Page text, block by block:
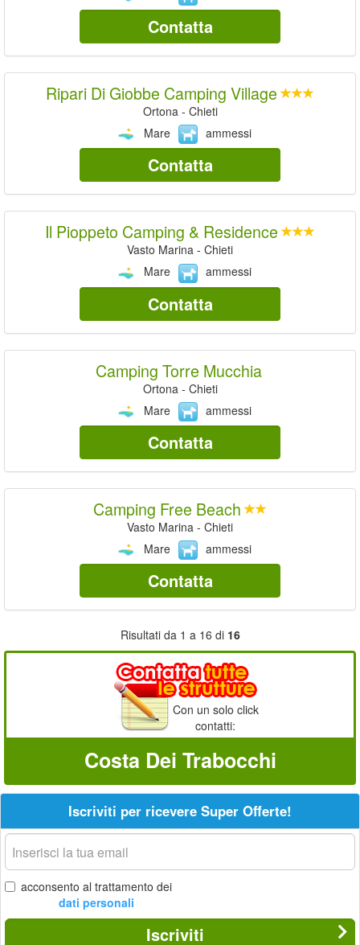
Contatta
Ripari Di Giobbe Camping Village
Ortona - Chieti
Mare
ammessi
Contatta
Il Pioppeto Camping & Residence
Vasto Marina - Chieti
Mare
ammessi
Contatta
Camping Torre Mucchia
Ortona - Chieti
Mare
ammessi
Contatta
Camping Free Beach
Vasto Marina - Chieti
Mare
ammessi
Contatta
Risultati da 1 a 16 di 16
Con un solo click
contatti:
Costa Dei Trabocchi
Iscriviti per ricevere Super Offerte!
La
tua
email
acconsento al trattamento dei
dati personali
Iscriviti